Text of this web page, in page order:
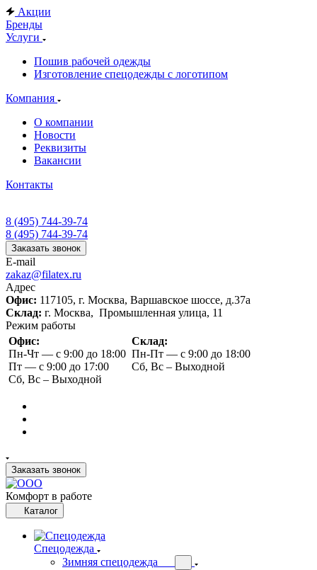
Акции
Бренды
Услуги
Пошив рабочей одежды
Изготовление спецодежды с логотипом
Компания
О компании
Новости
Реквизиты
Вакансии
Контакты
8 (495) 744-39-74
8 (495) 744-39-74
Заказать звонок
E-mail
zakaz@filatex.ru
Адрес
Офис: 117105, г. Москва, Варшавское шоссе, д.37а
Склад: г. Москва, Промышленная улица, 11
Режим работы
Офис:
Пн-Чт — с 9:00 до 18:00
Пт — с 9:00 до 17:00
Сб, Вс – Выходной
Склад:
Пн-Пт — с 9:00 до 18:00
Сб, Вс – Выходной
Заказать звонок
Комфорт в работе
Каталог
Спецодежда
Зимняя спецодежда